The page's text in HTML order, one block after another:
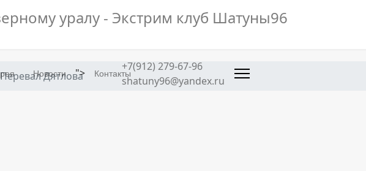
Новости "> Контакты
+7(912) 279-67-96
shatuny96@yandex.ru
"Шатуны96"
+7 (912) 279 67 96
Дятлова